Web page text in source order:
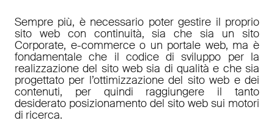
Sempre più, è necessario poter gestire il proprio
sito web con continuità, sia che sia un sito
Corporate, e-commerce o un portale web, ma è
fondamentale che il codice di sviluppo per la
realizzazione del sito web sia di qualità e che sia
progettato per l’ottimizzazione del sito web e dei
contenuti, per quindi raggiungere il tanto
desiderato posizionamento del sito web sui motori
di ricerca.